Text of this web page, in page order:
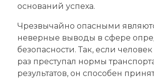
оснований успеха.
Чрезвычайно опасными
неверные выводы в сфере
безопасности. Так, если
раз преступал нормы
результатов, он способен